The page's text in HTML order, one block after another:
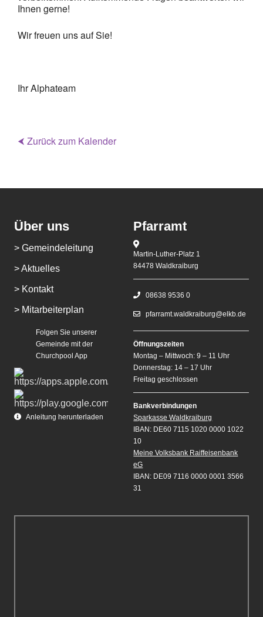
Ihnen gerne!
Wir freuen uns auf Sie!
Ihr Alphateam
⮜ Zurück zum Kalender
Über uns
> Gemeindeleitung
> Aktuelles
> Kontakt
> Mitarbeiterplan
Folgen Sie unserer
Gemeinde mit der
Churchpool App
Anleitung herunterladen
Pfarramt
Martin-Luther-Platz 1
84478 Waldkraiburg
08638 9536 0
pfarramt.waldkraiburg@elkb.de
Öffnungszeiten
Montag – Mittwoch: 9 – 11 Uhr
Donnerstag: 14 – 17 Uhr
Freitag geschlossen
Bankverbindungen
Sparkasse Waldkraiburg
IBAN: DE60 7115 1020 0000 1022
10
Meine Volksbank Raiffeisenbank
eG
IBAN: DE09 7116 0000 0001 3566
31